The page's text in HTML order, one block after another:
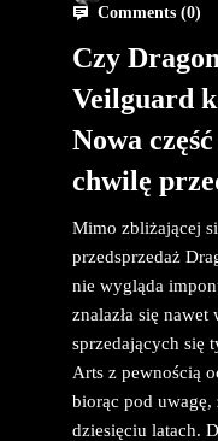
Comments (0)
Czy
Veilguard
Nowa
chwilę
Mimo zbliżającej
przedsprzedaż
nie wygląda
znalazła się
sprzedających się
Arts z pewnością
biorąc pod
dziesięciu latach.